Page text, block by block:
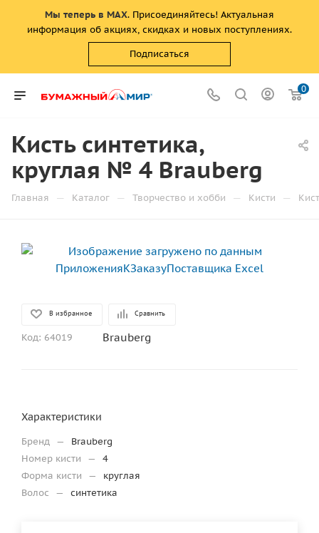
Мы теперь в MAX. Присоединяйтесь! Актуальная
информация об акциях, скидках и новых поступлениях.
Подписаться
0
Кисть синтетика,
круглая № 4 Brauberg
Главная — Каталог — Творчество и хобби — Кисти —
В избранное Сравнить
Код: 64019 Brauberg
Характеристики
Бренд —
Brauberg
Номер кисти
—
4
Форма кисти
—
круглая
Волос
— синтетика